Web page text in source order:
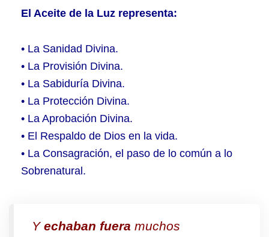
El Aceite de la Luz representa:
• La Sanidad Divina.
• La Provisión Divina.
• La Sabiduría Divina.
• La Protección Divina.
• La Aprobación Divina.
• El Respaldo de Dios en la vida.
• La Consagración, el paso de lo común a lo
Sobrenatural.
Y echaban fuera muchos